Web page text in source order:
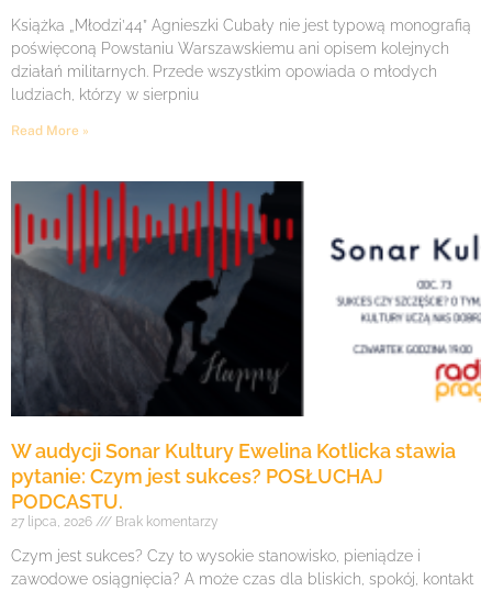
Książka „Młodzi’44” Agnieszki Cubały nie jest typową monografią
poświęconą Powstaniu Warszawskiemu ani opisem kolejnych
działań militarnych. Przede wszystkim opowiada o młodych
ludziach, którzy w sierpniu
Read More »
W audycji Sonar Kultury Ewelina Kotlicka stawia
pytanie: Czym jest sukces? POSŁUCHAJ
PODCASTU.
27 lipca, 2026 Brak komentarzy
Czym jest sukces? Czy to wysokie stanowisko, pieniądze i
zawodowe osiągnięcia? A może czas dla bliskich, spokój, kontakt